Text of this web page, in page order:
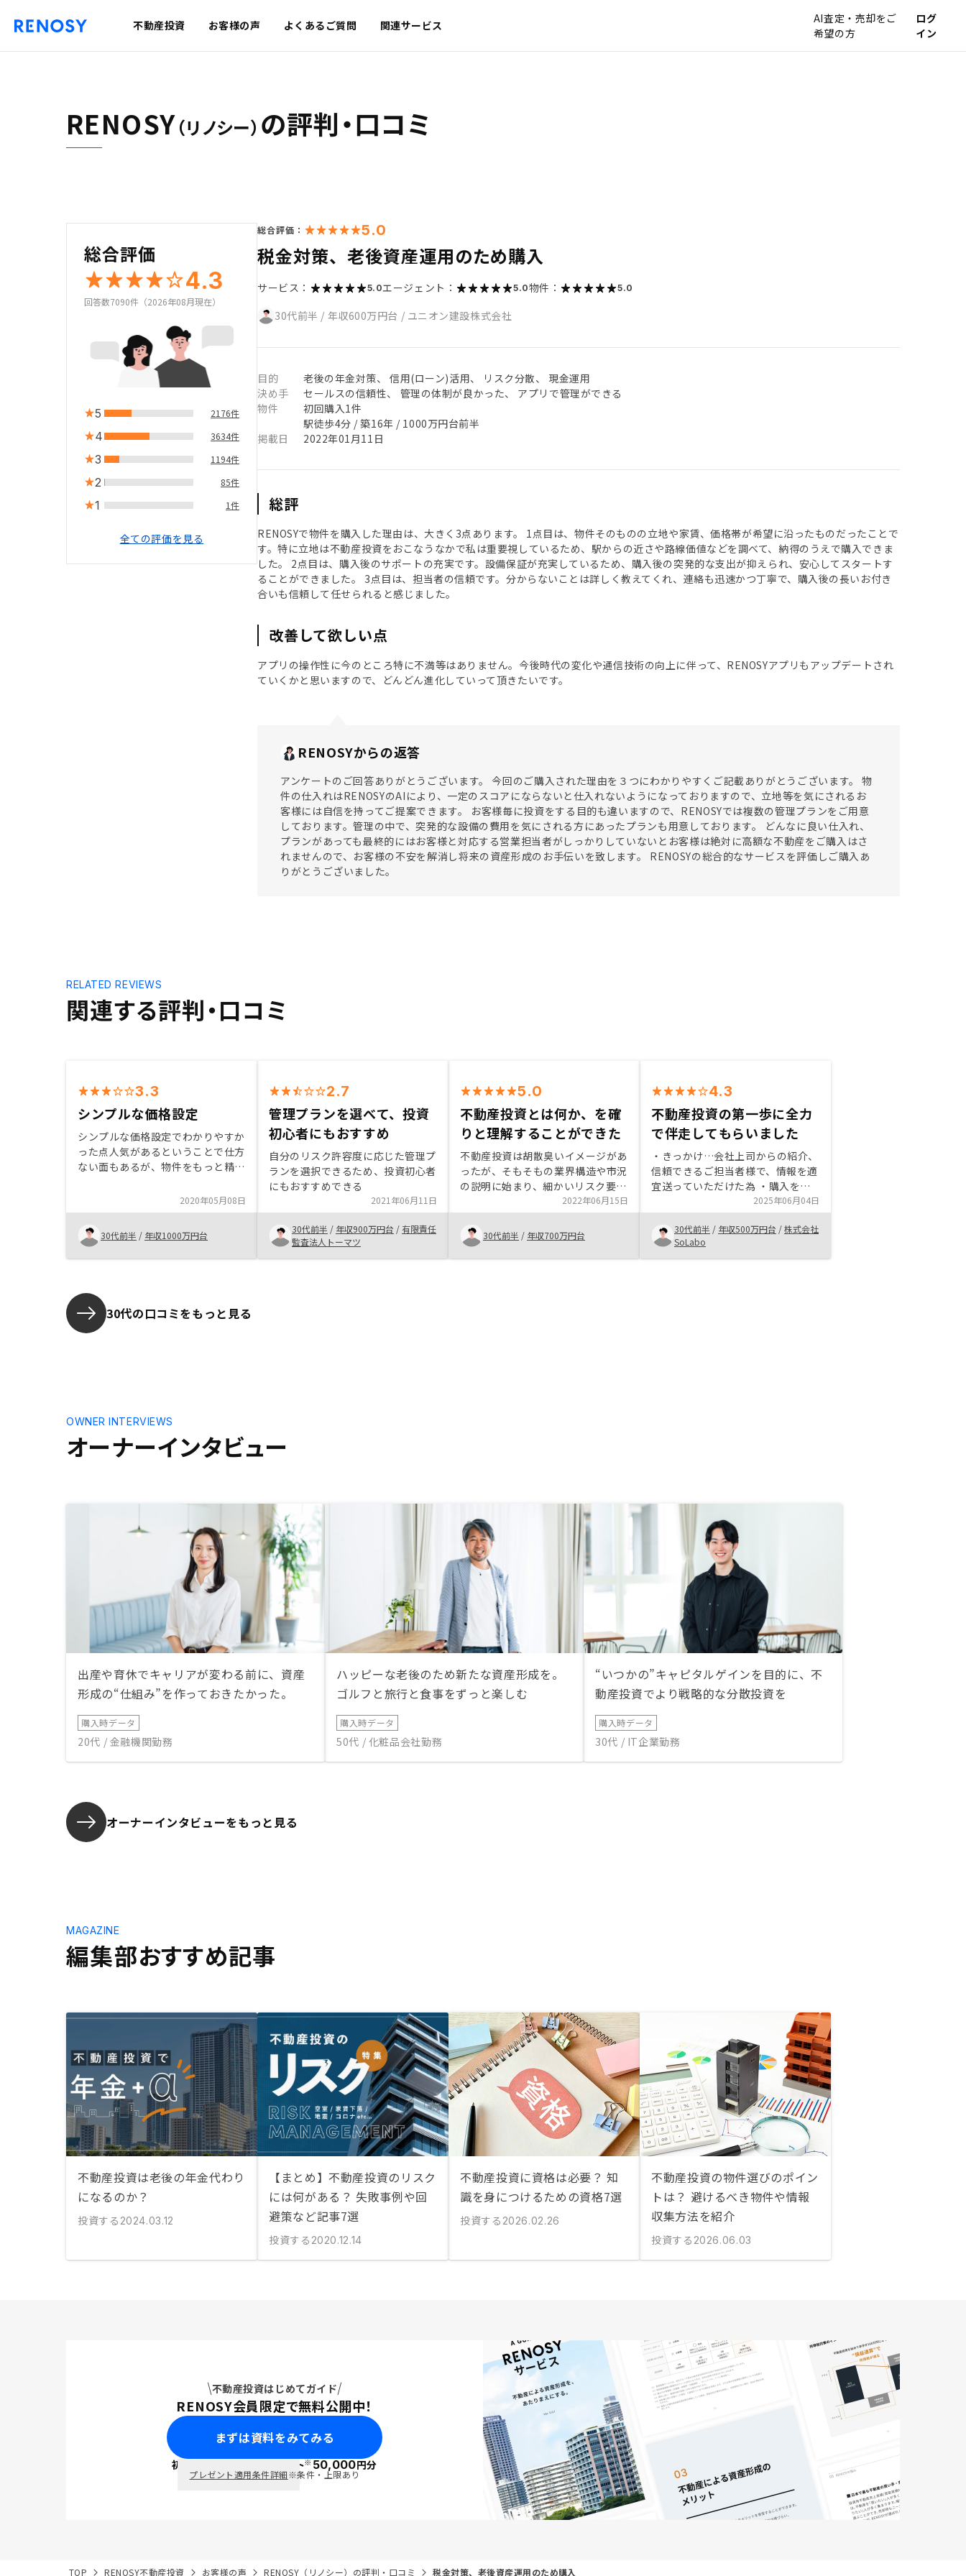
不動産投資 お客様の声 よくあるご質問 関連サービス
AI査定・売却をご
希望の方
ログ
イン
RENOSY（リノシー） の評判・口コミ
総合評価
4.3
回答数7090件（2026年08月現在）
5 2176件
4 3634件
3 1194件
2 85件
1 1件
全ての評価を見る
総合評価： 5.0
税金対策、老後資産運用のため購入
サービス： 5.0エージェント： 5.0物件： 5.0
30代前半 / 年収600万円台 / ユニオン建設株式会社
目的
老後の年金対策、 信用(ローン)活用、 リスク分散、 現金運用
決め手
セールスの信頼性、 管理の体制が良かった、 アプリで管理ができる
物件
初回購入1件
駅徒歩4分 / 築16年 / 1000万円台前半
掲載日
2022年01月11日
総評
RENOSYで物件を購入した理由は、大きく3点あります。 1点目は、物件そのものの立地や家賃、価格帯が希望に沿ったものだったことで
す。特に立地は不動産投資をおこなうなかで私は重要視しているため、駅からの近さや路線価値などを調べて、納得のうえで購入できま
した。 2点目は、購入後のサポートの充実です。設備保証が充実しているため、購入後の突発的な支出が抑えられ、安心してスタートす
ることができました。 3点目は、担当者の信頼です。分からないことは詳しく教えてくれ、連絡も迅速かつ丁寧で、購入後の長いお付き
合いも信頼して任せられると感じました。
改善して欲しい点
アプリの操作性に今のところ特に不満等はありません。今後時代の変化や通信技術の向上に伴って、RENOSYアプリもアップデートされ
ていくかと思いますので、どんどん進化していって頂きたいです。
RENOSYからの返答
アンケートのご回答ありがとうございます。 今回のご購入された理由を３つにわかりやすくご記載ありがとうございます。 物
件の仕入れはRENOSYのAIにより、一定のスコアにならないと仕入れないようになっておりますので、立地等を気にされるお
客様には自信を持ってご提案できます。 お客様毎に投資をする目的も違いますので、RENOSYでは複数の管理プランをご用意
しております。管理の中で、突発的な設備の費用を気にされる方にあったプランも用意しております。 どんなに良い仕入れ、
プランがあっても最終的にはお客様と対応する営業担当者がしっかりしていないとお客様は絶対に高額な不動産をご購入はさ
れませんので、お客様の不安を解消し将来の資産形成のお手伝いを致します。 RENOSYの総合的なサービスを評価しご購入あ
りがとうございました。
関連する評判・口コミ
RELATED REVIEWS
3.3
シンプルな価格設定
シンプルな価格設定でわかりやすか
った点人気があるということで仕方
ない面もあるが、物件をもっと精
2020年05月08日
30代前半 / 年収1000万円台
2.7
管理プランを選べて、投資
初心者にもおすすめ
自分のリスク許容度に応じた管理プ
ランを選択できるため、投資初心者
にもおすすめできる
2021年06月11日
30代前半 / 年収900万円台 / 有限責任
監査法人トーマツ
5.0
不動産投資とは何か、を確
りと理解することができた
不動産投資は胡散臭いイメージがあ
ったが、そもそもの業界構造や市況
の説明に始まり、細かいリスク要因
などを丁寧に説明してもらえたた
め、疑問や不安は一気に払拭され
た。 老後の年金対策かと直感的に
考えていたが、実生命保険の代わり
となり得たり、あるいは時々の資金
2022年06月15日
30代前半 / 年収700万円台
4.3
不動産投資の第一歩に全力
で伴走してもらいました
・きっかけ…会社上司からの紹介、
信頼できるご担当者様で、情報を適
宜送っていただけた為 ・購入を決
めた理由…不動産投資による資産形
成を有効でメリットが大きいと考え
た為 ・おすすめしたい内容…他人
資本で資産形成ができる点
2025年06月04日
30代前半 / 年収500万円台 /株式会社
SoLabo
30代の口コミをもっと見る
オーナーインタビュー
OWNER INTERVIEWS
出産や育休でキャリアが変わる前に、資産
形成の“仕組み”を作っておきたかった。
購入時データ
20代 / 金融機関勤務
ハッピーな老後のため新たな資産形成を。
ゴルフと旅行と食事をずっと楽しむ
購入時データ
50代 / 化粧品会社勤務
“いつかの”キャピタルゲインを目的に、不
動産投資でより戦略的な分散投資を
購入時データ
30代 / IT企業勤務
オーナーインタビューをもっと見る
編集部おすすめ記事
MAGAZINE
不動産投資は老後の年金代わり
になるのか？
投資する 2024.03.12
【まとめ】不動産投資のリスク
には何がある？ 失敗事例や回
避策など記事7選
投資する 2020.12.14
不動産投資に資格は必要？ 知
識を身につけるための資格7選
投資する 2026.02.26
不動産投資の物件選びのポイン
トは？ 避けるべき物件や情報
収集方法を紹介
投資する 2026.06.03
不動産投資はじめてガイド
RENOSY会員限定で無料公開中！
まずは資料をみてみる
初回面談で ポイント※50,000円分
プレゼント適用条件詳細※条件・上限あり
TOP RENOSY不動産投資 お客様の声 RENOSY（リノシー）の評判・口コミ 税金対策、老後資産運用のため購入